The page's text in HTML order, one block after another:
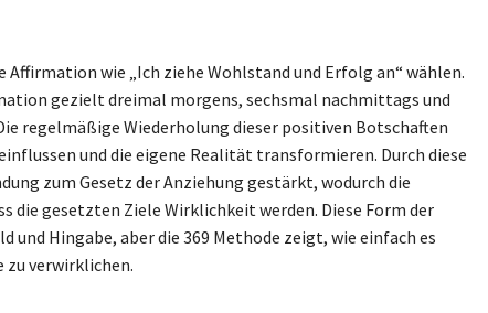
Affirmation wie „Ich ziehe Wohlstand und Erfolg an“ wählen.
gezielt dreimal morgens, sechsmal nachmittags und
regelmäßige Wiederholung dieser positiven Botschaften
und die eigene Realität transformieren. Durch diese
zum Gesetz der Anziehung gestärkt, wodurch die
die gesetzten Ziele Wirklichkeit werden. Diese Form der
und Hingabe, aber die 369 Methode zeigt, wie einfach es
zu verwirklichen.